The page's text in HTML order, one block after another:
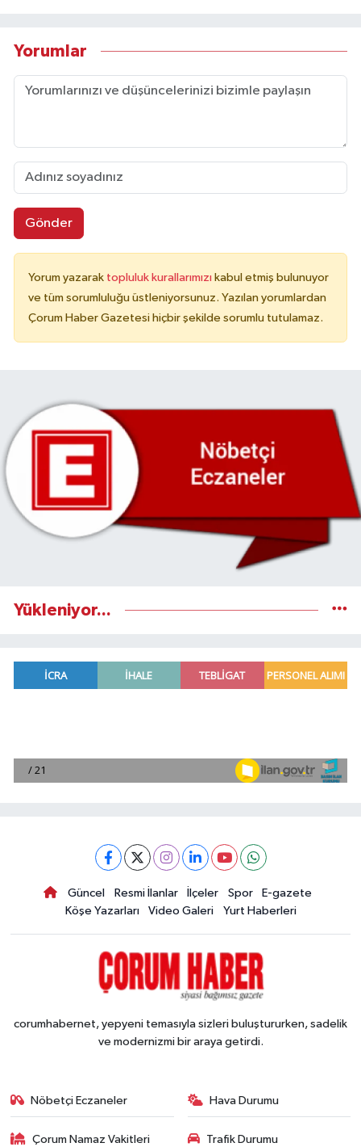
Yorumlar
Gönder
Yorum yazarak topluluk kurallarımızı kabul etmiş bulunuyor
ve tüm sorumluluğu üstleniyorsunuz. Yazılan yorumlardan
Çorum Haber Gazetesi hiçbir şekilde sorumlu tutulamaz.
Yükleniyor...
Güncel Resmi İlanlar İlçeler Spor
E-gazete
Köşe Yazarları
Video Galeri Yurt Haberleri
corumhabernet, yepyeni temasıyla sizleri buluştururken, sadelik
ve modernizmi bir araya getirdi.
Nöbetçi Eczaneler Hava Durumu
Çorum Namaz Vakitleri Trafik Durumu